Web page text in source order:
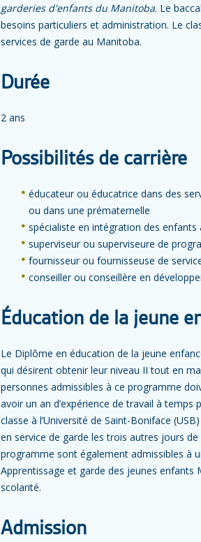
garderies d'enfants du Manitoba. Le
besoins particuliers et administration. Le
services de garde au Manitoba.
Durée
2 ans
Possibilités de carrière
éducateur ou éducatrice dans des
ou dans une prématernelle
spécialiste en intégration des
superviseur ou superviseure de
fournisseur ou fournisseuse de
conseiller ou conseillère en
Éducation de la jeune
Le Diplôme en éducation de la jeune
qui désirent obtenir leur niveau II tout en
personnes admissibles à ce programme
avoir un an d’expérience de travail à
classe à l’Université de Saint-Boniface
en service de garde les trois autres jours
programme sont également admissibles à
Apprentissage et garde des jeunes enfants
scolarité.
Admission